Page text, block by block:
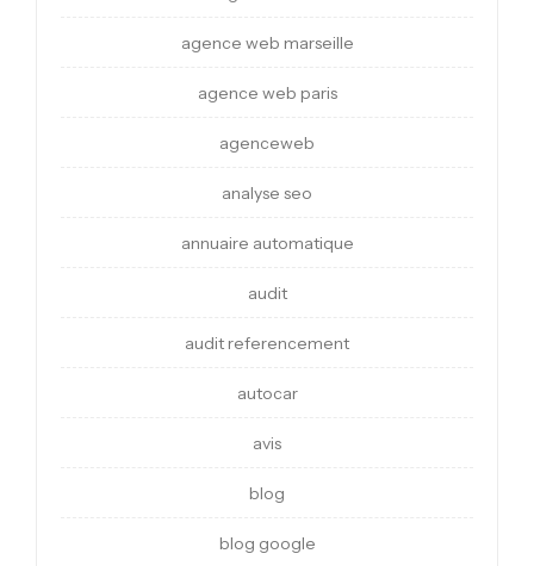
agence web marseille
agence web paris
agenceweb
analyse seo
annuaire automatique
audit
audit referencement
autocar
avis
blog
blog google